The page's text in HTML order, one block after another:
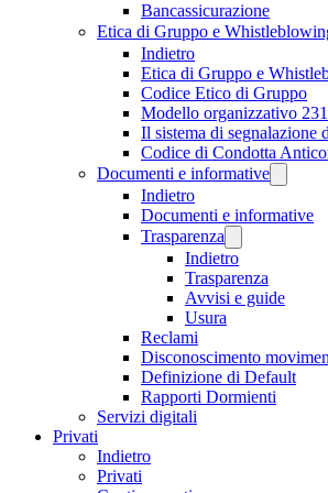
Bancassicurazione
Etica di Gruppo e
Indietro
Etica di Gruppo e
Codice Etico di Gruppo
Modello organizzativo
Il sistema di
Codice di Condotta
Documenti e informative
Indietro
Documenti e informative
Trasparenza
Indietro
Trasparenza
Avvisi e guide
Usura
Reclami
Disconoscimento
Definizione di Default
Rapporti Dormienti
Servizi digitali
Privati
Indietro
Privati